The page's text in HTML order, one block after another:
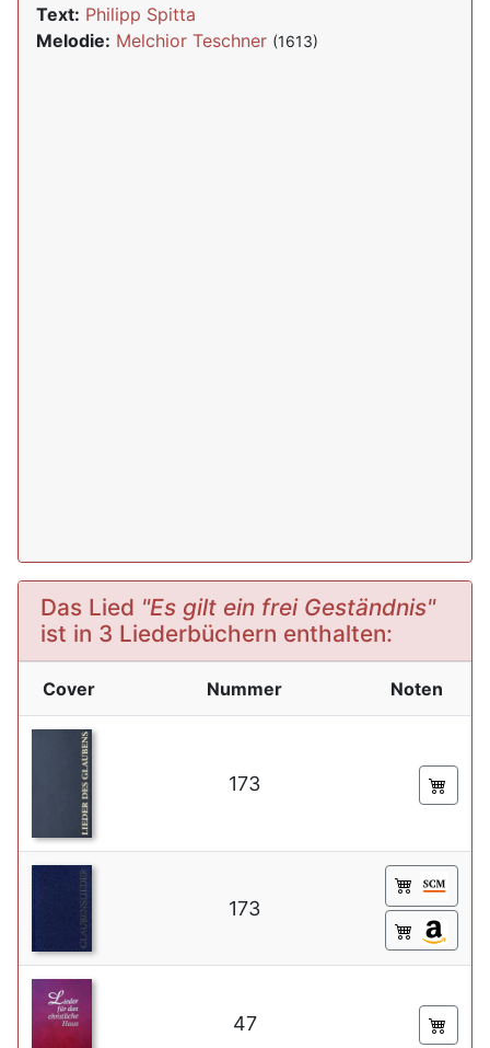
Text: Philipp Spitta
Melodie: Melchior Teschner (1613)
Das Lied "Es gilt ein frei Geständnis"
ist in 3 Liederbüchern enthalten:
Cover Nummer Noten
173
173
47